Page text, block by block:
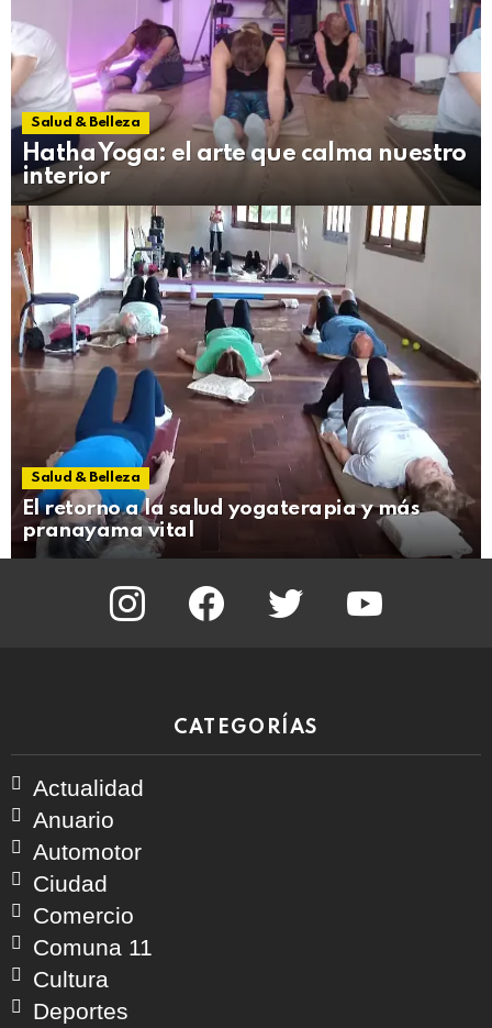
Salud & Belleza
Hatha Yoga: el arte que calma nuestro
interior
Salud & Belleza
El retorno a la salud yogaterapia y más
pranayama vital
instagram facebook twitter
CATEGORÍAS
Actualidad
Anuario
Automotor
Ciudad
Comercio
Comuna 11
Cultura
Deportes